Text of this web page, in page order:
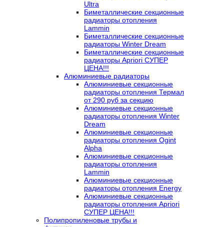
Ultra
Биметаллические секционные
радиаторы отопления
Lammin
Биметаллические секционные
радиаторы Winter Dream
Биметаллические секционные
радиаторы Apriori СУПЕР
ЦЕНА!!!
Алюминиевые радиаторы
Алюминиевые секционные
радиаторы отопления Термал
от 290 руб за секцию
Алюминиевые секционные
радиаторы отопления Winter
Dream
Алюминиевые секционные
радиаторы отопления Ogint
Alpha
Алюминиевые секционные
радиаторы отопления
Lammin
Алюминиевые секционные
радиаторы отопления Energy
Алюминиевые секционные
радиаторы отопления Apriori
СУПЕР ЦЕНА!!!
Полипропиленовые трубы и